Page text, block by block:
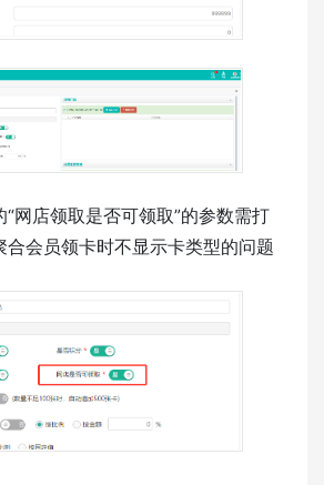
“网店领取是否可领取”的参数需打
合会员领卡时不显示卡类型的问题